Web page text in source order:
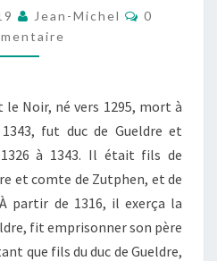
DUC
DE
GUELDRE
Jean-Michel
0
le Noir, né vers 1295, mort à
fut duc de Gueldre et
à 1343. Il était fils de
et comte de Zutphen, et de
partir de 1316, il exerça la
fit emprisonner son père
que fils du duc de Gueldre,